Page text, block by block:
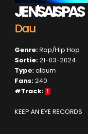
JE N'SAIS PAS
Dau
Genre:Rap/Hip Hop
Sortie:21-03-2024
Type:album
Fans:240
#Track: 1
KEEP AN EYE RECORDS